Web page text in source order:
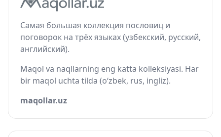
Самая большая коллекция пословиц и
поговорок на трёх языках (узбекский, русский,
английский).
Maqol va naqllarning eng katta kolleksiyasi. Har
bir maqol uchta tilda (o‘zbek, rus, ingliz).
maqollar.uz